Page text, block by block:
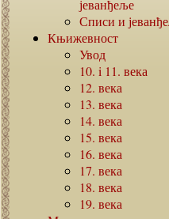
јеванђеље
Списи и
Књижевност
Увод
10. i 11. века
12. века
13. века
14. века
15. века
16. века
17. века
18. века
19. века